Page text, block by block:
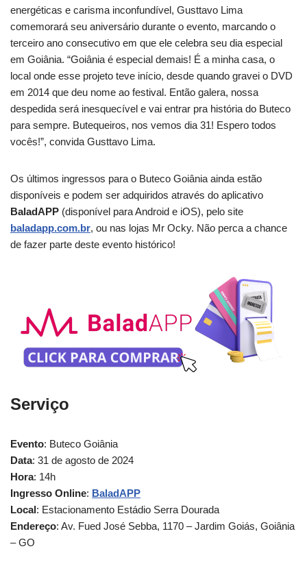
energéticas e carisma inconfundível, Gusttavo Lima
comemorará seu aniversário durante o evento, marcando o
terceiro ano consecutivo em que ele celebra seu dia especial
em Goiânia. “Goiânia é especial demais! É a minha casa, o
local onde esse projeto teve início, desde quando gravei o DVD
em 2014 que deu nome ao festival. Então galera, nossa
despedida será inesquecível e vai entrar pra história do Buteco
para sempre. Butequeiros, nos vemos dia 31! Espero todos
vocês!”, convida Gusttavo Lima.
Os últimos ingressos para o Buteco Goiânia ainda estão
disponíveis e podem ser adquiridos através do aplicativo
BaladAPP (disponível para Android e iOS), pelo site
baladapp.com.br, ou nas lojas Mr Ocky. Não perca a chance
de fazer parte deste evento histórico!
Serviço
Evento: Buteco Goiânia
Data: 31 de agosto de 2024
Hora: 14h
Ingresso Online: BaladAPP
Local: Estacionamento Estádio Serra Dourada
Endereço: Av. Fued José Sebba, 1170 – Jardim Goiás, Goiânia
– GO